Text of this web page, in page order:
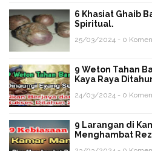
6 Khasiat Ghaib
Spiritual.
25/03/2024 - 0
9 Weton Tahan
Kaya Raya
24/03/2024 - 0
9 Larangan di
Menghambat